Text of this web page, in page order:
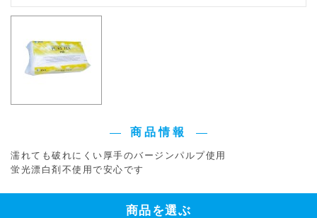
商品情報
濡れても破れにくい厚手のバージンパルプ使用
蛍光漂白剤不使用で安心です
商品を選ぶ